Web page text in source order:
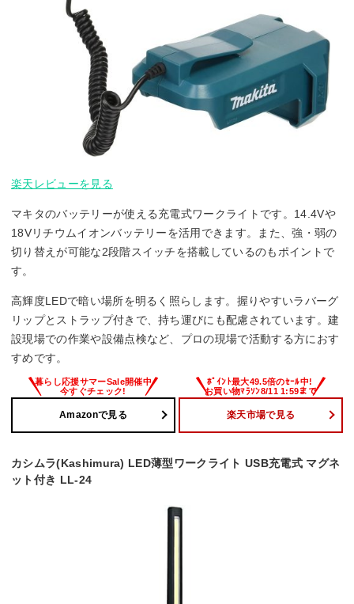
楽天レビューを見る
マキタのバッテリーが使える充電式ワークライトです。14.4Vや
18Vリチウムイオンバッテリーを活用できます。また、強・弱の
切り替えが可能な2段階スイッチを搭載しているのもポイントで
す。
高輝度LEDで暗い場所を明るく照らします。握りやすいラバーグ
リップとストラップ付きで、持ち運びにも配慮されています。建
設現場での作業や設備点検など、プロの現場で活動する方におす
すめです。
Amazonで見る 楽天市場で見る
カシムラ(Kashimura) LED薄型ワークライト USB充電式 マグネ
ット付き LL-24